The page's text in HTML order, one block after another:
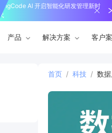
PingCode AI 开启智能化研发管理新时
代
产品 解决方案 客户
首页 / 科技 / 数